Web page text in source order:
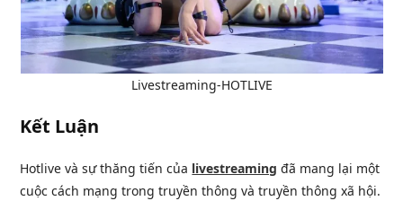
Livestreaming-HOTLIVE
Kết Luận
Hotlive và sự thăng tiến của livestreaming đã mang lại một
cuộc cách mạng trong truyền thông và truyền thông xã hội.